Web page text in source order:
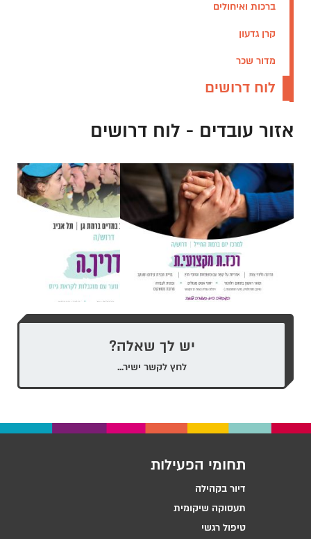
ברכות ואיחולים
קרן גדעון
מדור שכר
לוח דרושים
אזור עובדים - לוח דרושים
יש לך שאלה?
לחץ לקשר ישיר...
תחומי הפעילות
דיור בקהילה
תעסוקה שיקומית
טיפול רגשי